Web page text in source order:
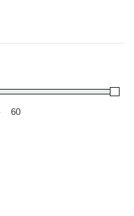
Minimale prijs
Maximale prijs